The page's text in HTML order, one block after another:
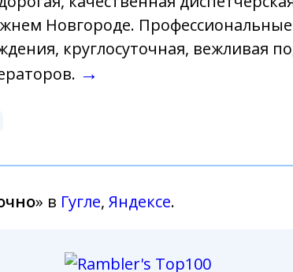
Новгороде. Профессиональные
круглосуточная, вежливая
→
» в Гугле, Яндексе.